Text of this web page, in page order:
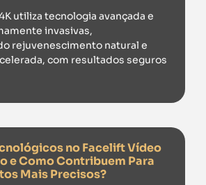
utiliza tecnologia avançada e
invasivas,
rejuvenescimento natural e
com resultados seguros
no Facelift Vídeo
e Como Contribuem Para
Mais Precisos?